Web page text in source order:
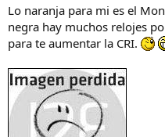
Lo naranja para mi es el
negra hay muchos relojes
para te aumentar la CRI.